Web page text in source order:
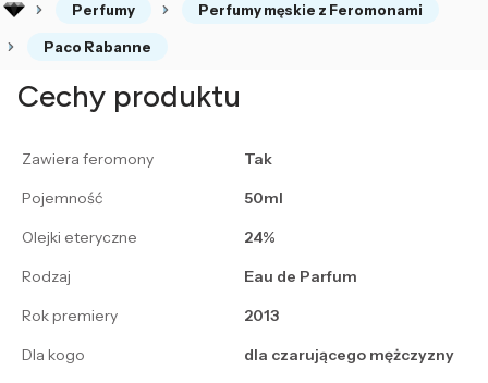
Perfumy Perfumy męskie z Feromonami
Paco Rabanne
Cechy produktu
Zawiera feromony
Tak
Pojemność
50ml
Olejki eteryczne
24%
Rodzaj
Eau de Parfum
Rok premiery
2013
Dla kogo
dla czarującego mężczyzny